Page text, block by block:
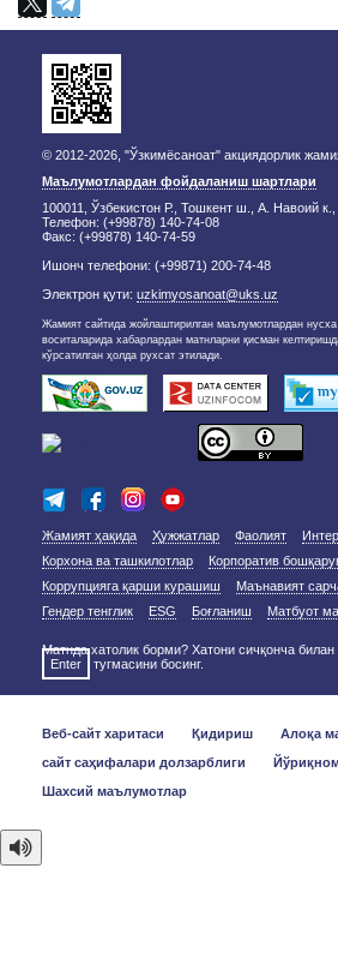
© 2012-2026, "Ўзкимёсаноат" акциядорлик
Маълумотлардан фойдаланиш шартлари
100011, Ўзбекистон Р., Тошкент ш., А. Навоий к.,
Телефон: (+99878) 140-74-08
Факс: (+99878) 140-74-59
Ишонч телефони: (+99871) 200-74-48
Электрон қути: uzkimyosanoat@uks.uz
Жамият сайтида жойлаштирилган маълумотлардан
воситаларида хабарлардан матнларни қисман
кўрсатилган ҳолда рухсат этилади.
Жамият ҳақида Ҳужжатлар Фаолият
Корхона ва ташкилотлар
Корпоратив
Коррупцияга қарши курашиш
Маънавият
Гендер тенглик
ESG Боғланиш Матбуот
Матнда хатолик борми? Хатони сичқонча билан
Enter
тугмасини босинг.
Веб-сайт харитаси Қидириш Алоқа
сайт саҳифалари долзарблиги
Шахсий маълумотлар